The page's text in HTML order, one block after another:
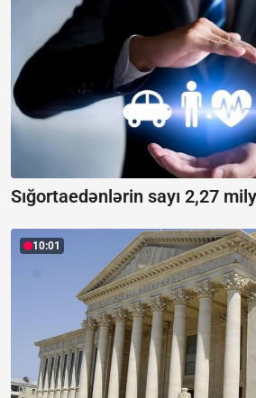
Sığortaedənlərin sayı 2,27
10:01